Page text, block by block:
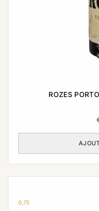
ROZES
0,75